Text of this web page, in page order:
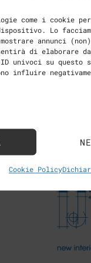
come i cookie
Lo
annunci
di elaborare
univoci su questo
influire
Cookie Policy